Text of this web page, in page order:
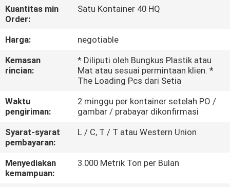
TENTANG
KAMI
TUR
PABRIK
KONTROL
KUALITAS
HUBUNGI
KAMI
Kuantitas min
Order:
Satu Kontainer 40 HQ
Harga:
negotiable
Kemasan
rincian:
* Diliputi oleh Bungkus Plastik atau
Mat atau sesuai permintaan klien. *
The Loading Pcs dari Setia
Waktu
pengiriman:
2 minggu per kontainer setelah PO /
gambar / prabayar dikonfirmasi
Syarat-syarat
pembayaran:
L / C, T / T atau Western Union
Menyediakan
kemampuan:
3.000 Metrik Ton per Bulan